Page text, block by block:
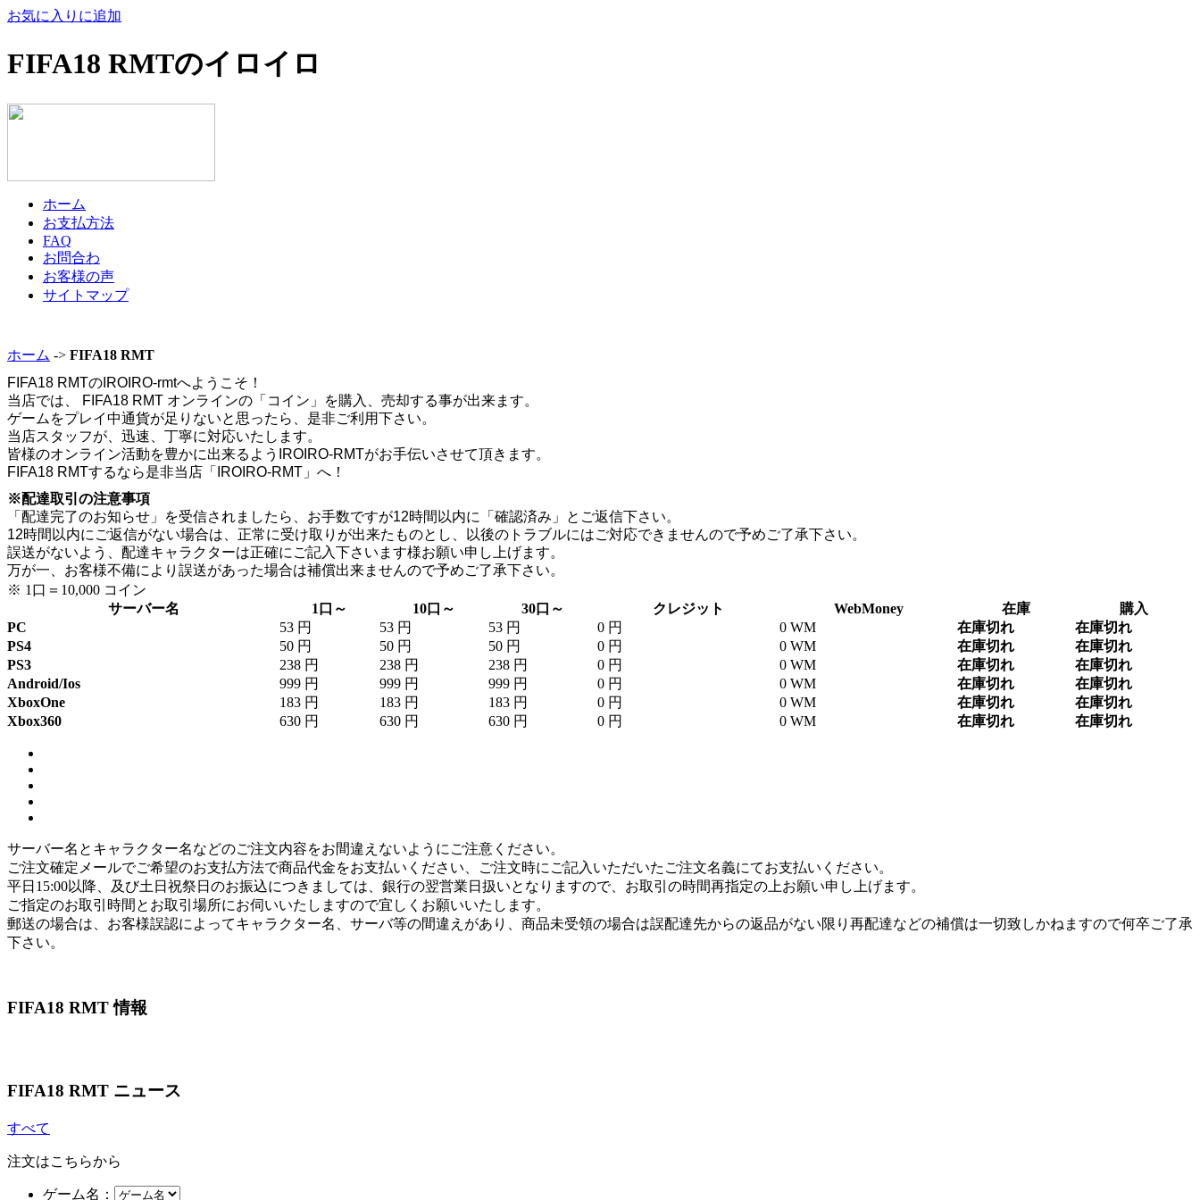
お気に入りに追加
FIFA18 RMTのイロイロ
ホーム
お支払方法
FAQ
お問合わ
お客様の声
サイトマップ
ホーム -> FIFA18 RMT
FIFA18 RMTのIROIRO-rmtへようこそ！
当店では、 FIFA18 RMT オンラインの「コイン」を購入、売却する事が出来ます。
ゲームをプレイ中通貨が足りないと思ったら、是非ご利用下さい。
当店スタッフが、迅速、丁寧に対応いたします。
皆様のオンライン活動を豊かに出来るようIROIRO-RMTがお手伝いさせて頂きます。
FIFA18 RMTするなら是非当店「IROIRO-RMT」へ！
※配達取引の注意事項
「配達完了のお知らせ」を受信されましたら、お手数ですが12時間以内に「確認済み」とご返信下さい。
12時間以内にご返信がない場合は、正常に受け取りが出来たものとし、以後のトラブルにはご対応できませんので予めご了承下さい。
誤送がないよう、配達キャラクターは正確にご記入下さいます様お願い申し上げます。
万が一、お客様不備により誤送があった場合は補償出来ませんので予めご了承下さい。
※ 1口＝10,000 コイン
サーバー名
1口～ 10口～ 30口～ クレジット WebMoney 在庫
購入
PC
53 円 53 円 53 円 0 円 0 WM 在庫切れ
在庫切れ
PS4
50 円 50 円 50 円 0 円 0 WM 在庫切れ
在庫切れ
PS3
238 円 238 円 238 円 0 円 0 WM 在庫切れ
在庫切れ
Android/Ios
999 円 999 円 999 円 0 円 0 WM 在庫切れ
在庫切れ
XboxOne
183 円 183 円 183 円 0 円 0 WM 在庫切れ
在庫切れ
Xbox360
630 円 630 円 630 円 0 円 0 WM 在庫切れ 在庫切れ
サーバー名とキャラクター名などのご注文内容をお間違えないようにご注意ください。
ご注文確定メールでご希望のお支払方法で商品代金をお支払いください、ご注文時にご記入いただいたご注文名義にてお支払いください。
平日15:00以降、及び土日祝祭日のお振込につきましては、銀行の翌営業日扱いとなりますので、お取引の時間再指定の上お願い申し上げます。
ご指定のお取引時間とお取引場所にお伺いいたしますので宜しくお願いいたします。
郵送の場合は、お客様誤認によってキャラクター名、サーバ等の間違えがあり、商品未受領の場合は誤配達先からの返品がない限り再配達などの補償は一切致しかねますので何卒ご了承
下さい。
FIFA18 RMT 情報
FIFA18 RMT ニュース
すべて
注文はこちらから
ゲーム名：